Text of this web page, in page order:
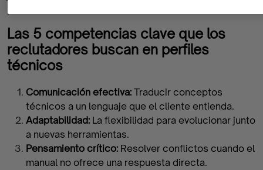
Las 5 competencias clave que los
reclutadores buscan en perfiles
técnicos
Comunicación efectiva: Traducir conceptos
técnicos a un lenguaje que el cliente entienda.
Adaptabilidad: La flexibilidad para evolucionar junto
a nuevas herramientas.
Pensamiento crítico: Resolver conflictos cuando el
manual no ofrece una respuesta directa.